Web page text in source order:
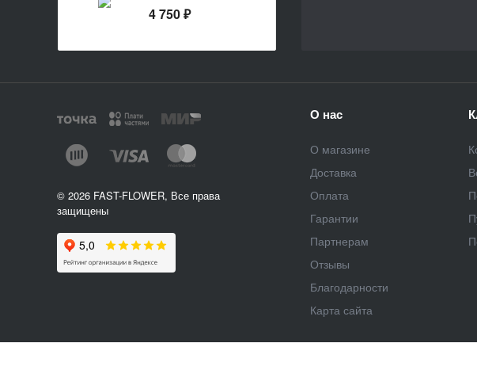
4 750 ₽
© 2026 FAST-FLOWER, Все права
защищены
О нас
О магазине
Доставка
Оплата
Гарантии
Партнерам
Отзывы
Благодарности
Карта сайта